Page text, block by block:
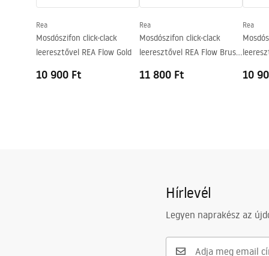
Csaptelep szerelési lyuk
Nem
Túlfolyónyílás
Rea
Mosdószifon click-clack
leeresztővel REA Flow Gold
10 900 Ft
Rea
Mosdószifon click-clack
leeresztővel REA Flow Brush
11 800 Ft
Rea
10
Hírlevél
Legyen naprakész az